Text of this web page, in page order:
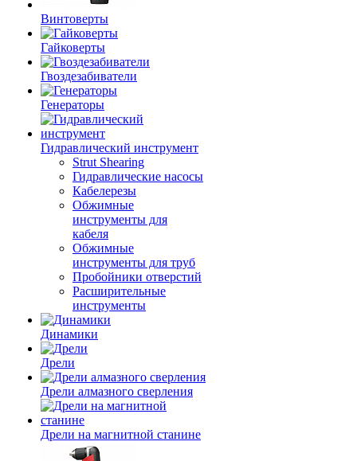
Винтоверты
Гайковерты
Гвоздезабиватели
Генераторы
Гидравлический инструмент
Strut Shearing
Гидравлические насосы
Кабелерезы
Обжимные
инструменты для
кабеля
Обжимные
инструменты для труб
Пробойники отверстий
Расширительные
инструменты
Динамики
Дрели
Дрели алмазного сверления
Дрели на магнитной станине